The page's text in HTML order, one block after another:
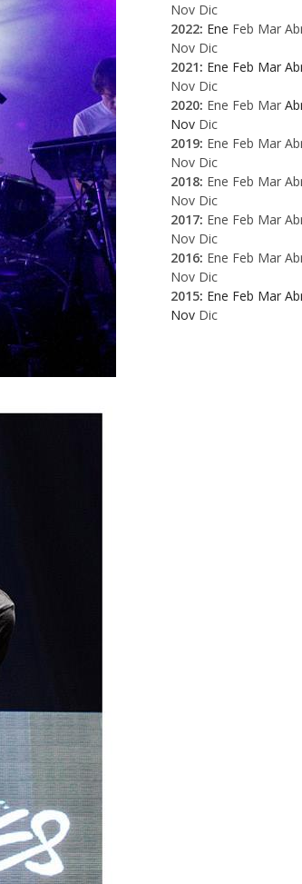
Nov Dic
2022: Ene Feb Mar
Nov Dic
2021: Ene Feb Mar
Nov Dic
2020: Ene Feb Mar
Nov Dic
2019: Ene Feb Mar
Nov Dic
2018: Ene Feb Mar
Nov Dic
2017: Ene Feb Mar
Nov Dic
2016: Ene Feb Mar
Nov Dic
2015: Ene Feb Mar
Nov Dic